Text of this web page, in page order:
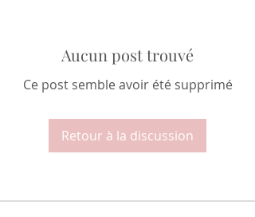
Aucun post trouvé
Ce post semble avoir été supprimé
Retour à la discussion